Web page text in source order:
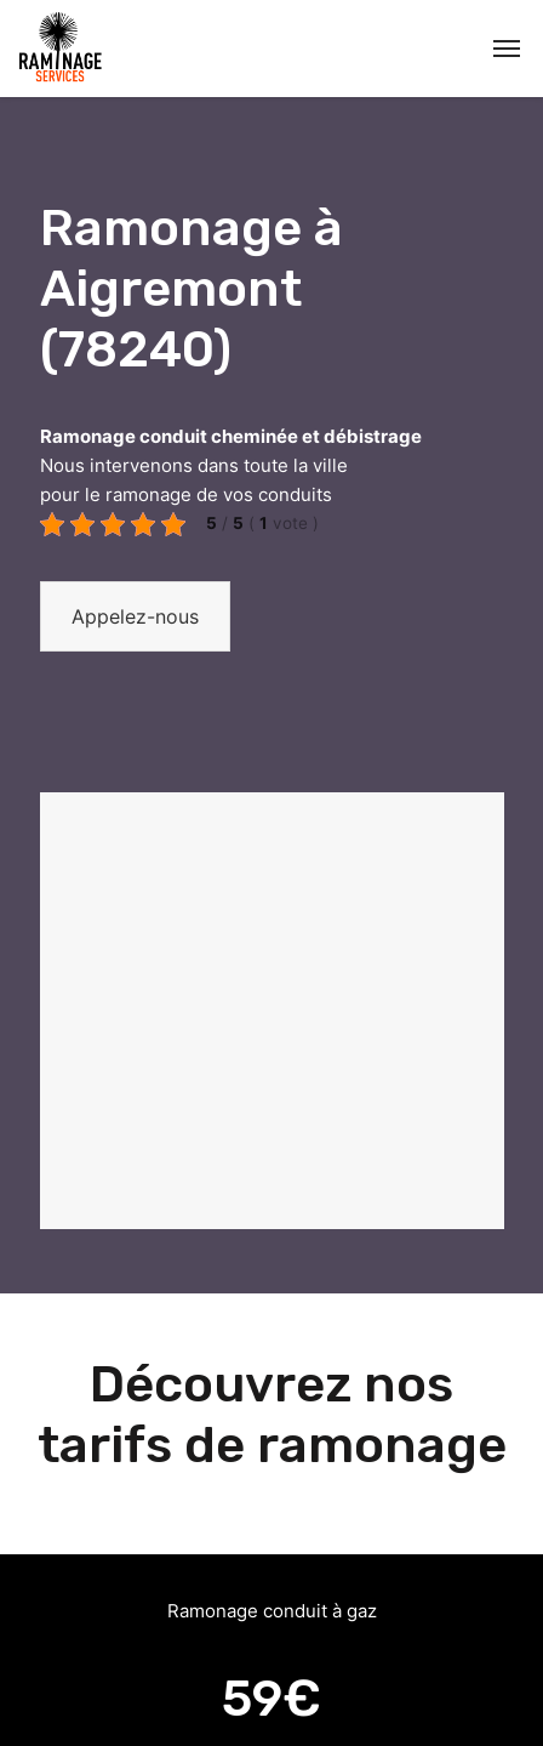
Ramonage à
Aigremont
(78240)
Ramonage conduit cheminée et débistrage
Nous intervenons dans toute la ville
pour le ramonage de vos conduits
5 / 5 ( 1 vote )
Appelez-nous
Découvrez nos
tarifs de ramonage
Ramonage conduit à gaz
59€